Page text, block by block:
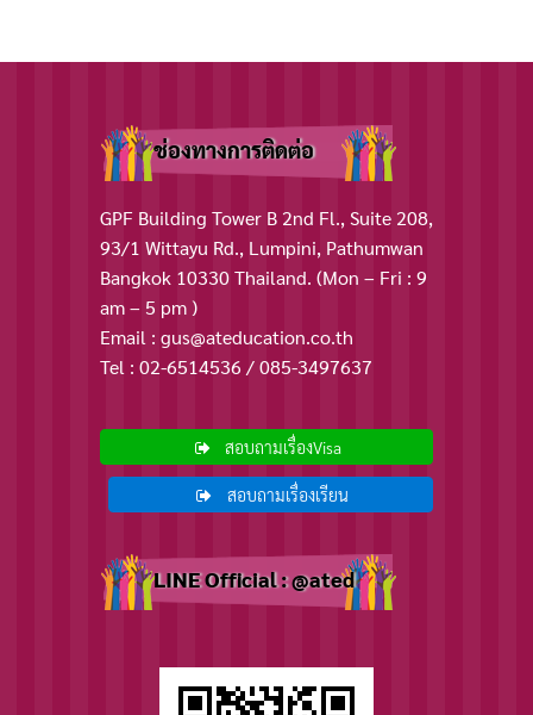
ช่องทางการติดต่อ
GPF Building Tower B 2nd Fl., Suite 208,
93/1 Wittayu Rd., Lumpini, Pathumwan
Bangkok 10330 Thailand. (Mon – Fri : 9
am – 5 pm )
Email : gus@ateducation.co.th
Tel : 02-6514536 / 085-3497637
สอบถามเรื่องVisa
สอบถามเรื่องเรียน
LINE Official : @ated